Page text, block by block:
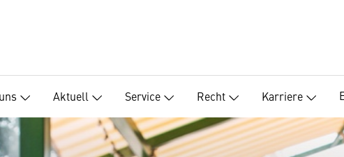
Aktuell Service Recht Karriere